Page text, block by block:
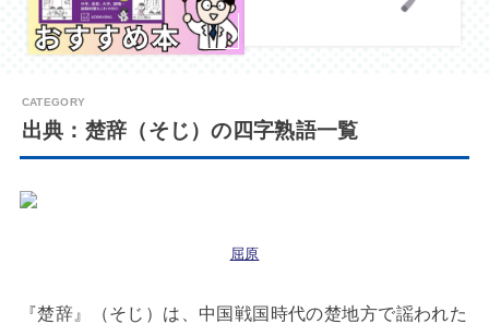
出典：楚辞（そじ）の四字熟語一覧
屈原
『楚辞』（そじ）は、中国戦国時代の楚地方で謡われた